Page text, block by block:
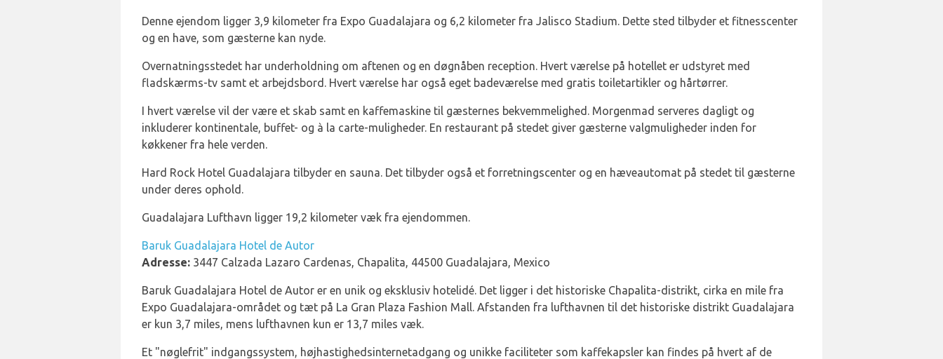
Denne ejendom ligger 3,9 kilometer fra Expo Guadalajara og 6,2 kilometer fra Jalisco Stadium. Dette sted tilbyder et fitnesscenter
og en have, som gæsterne kan nyde.
Overnatningsstedet har underholdning om aftenen og en døgnåben reception. Hvert værelse på hotellet er udstyret med
fladskærms-tv samt et arbejdsbord. Hvert værelse har også eget badeværelse med gratis toiletartikler og hårtørrer.
I hvert værelse vil der være et skab samt en kaffemaskine til gæsternes bekvemmelighed. Morgenmad serveres dagligt og
inkluderer kontinentale, buffet- og à la carte-muligheder. En restaurant på stedet giver gæsterne valgmuligheder inden for
køkkener fra hele verden.
Hard Rock Hotel Guadalajara tilbyder en sauna. Det tilbyder også et forretningscenter og en hæveautomat på stedet til gæsterne
under deres ophold.
Guadalajara Lufthavn ligger 19,2 kilometer væk fra ejendommen.
Baruk Guadalajara Hotel de Autor
Adresse: 3447 Calzada Lazaro Cardenas, Chapalita, 44500 Guadalajara, Mexico
Baruk Guadalajara Hotel de Autor er en unik og eksklusiv hotelidé. Det ligger i det historiske Chapalita-distrikt, cirka en mile fra
Expo Guadalajara-området og tæt på La Gran Plaza Fashion Mall. Afstanden fra lufthavnen til det historiske distrikt Guadalajara
er kun 3,7 miles, mens lufthavnen kun er 13,7 miles væk.
Et "nøglefrit" indgangssystem, højhastighedsinternetadgang og unikke faciliteter som kaffekapsler kan findes på hvert af de